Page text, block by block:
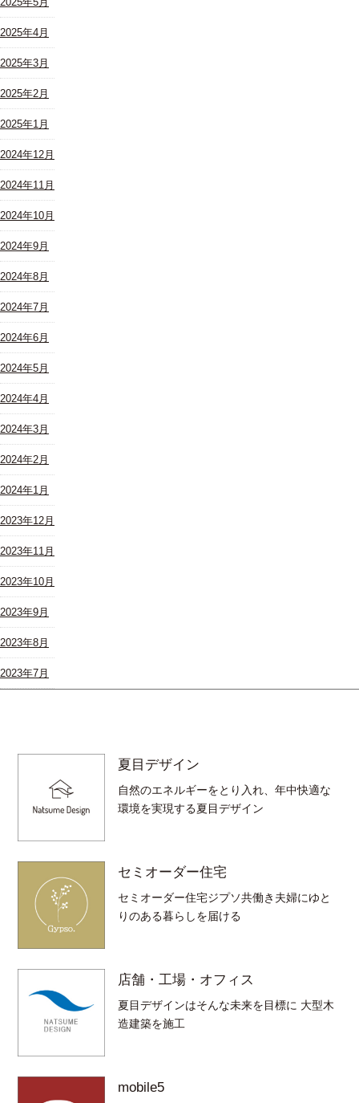
2025年4月
2025年3月
2025年2月
2025年1月
2024年12月
2024年11月
2024年10月
2024年9月
2024年8月
2024年7月
2024年6月
2024年5月
2024年4月
2024年3月
2024年2月
2024年1月
2023年12月
2023年11月
2023年10月
2023年9月
2023年8月
2023年7月
夏目デザイン
自然のエネルギーをとり入れ、年中快適な
環境を実現する夏目デザイン
セミオーダー住宅
セミオーダー住宅ジプソ共働き夫婦にゆと
りのある暮らしを届ける
店舗・工場・オフィス
夏目デザインはそんな未来を目標に 大型木
造建築を施工
mobile5